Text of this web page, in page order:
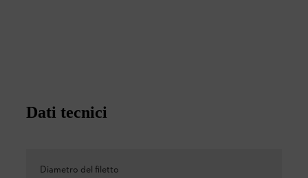
Dati tecnici
Diametro del filetto